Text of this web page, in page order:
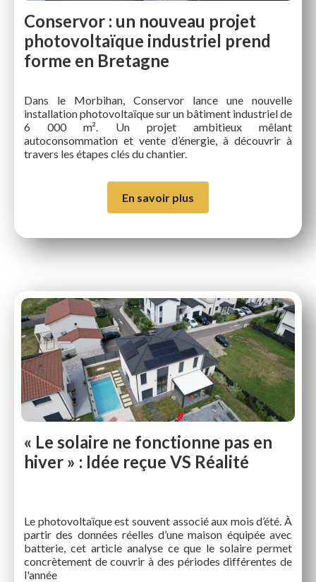
Conservor : un nouveau projet
photovoltaïque industriel prend
forme en Bretagne
Dans le Morbihan, Conservor lance une nouvelle
installation photovoltaïque sur un bâtiment industriel de
6 000 m². Un projet ambitieux mêlant
autoconsommation et vente d’énergie, à découvrir à
travers les étapes clés du chantier.
En savoir plus
« Le solaire ne fonctionne pas en
hiver » : Idée reçue VS Réalité
Le photovoltaïque est souvent associé aux mois d’été. À
partir des données réelles d’une maison équipée avec
batterie, cet article analyse ce que le solaire permet
concrètement de couvrir à des périodes différentes de
l'année